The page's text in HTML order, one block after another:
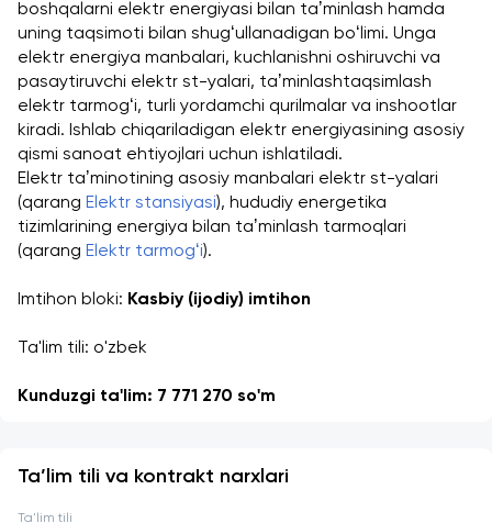
boshqalarni elektr energiyasi bilan taʼminlash hamda
uning taqsimoti bilan shugʻullanadigan boʻlimi. Unga
elektr energiya manbalari, kuchlanishni oshiruvchi va
pasaytiruvchi elektr st-yalari, taʼminlashtaqsimlash
elektr tarmogʻi, turli yordamchi qurilmalar va inshootlar
kiradi. Ishlab chiqariladigan elektr energiyasining asosiy
qismi sanoat ehtiyojlari uchun ishlatiladi.
Elektr taʼminotining asosiy manbalari elektr st-yalari
(qarang Elektr stansiyasi), hududiy energetika
tizimlarining energiya bilan taʼminlash tarmoqlari
(qarang Elektr tarmogʻi).
Imtihon bloki: Kasbiy (ijodiy) imtihon
Ta'lim tili: o'zbek
Kunduzgi ta'lim: 7 771 270 so'm
Ta’lim tili va kontrakt narxlari
Ta'lim tili